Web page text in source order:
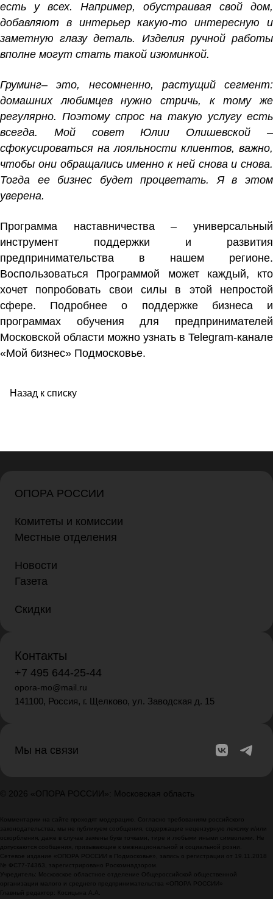
есть у всех. Например, обустраивая свой дом,
добавляют в интерьер какую-то интересную и
заметную глазу деталь. Изделия ручной работы
вполне могут стать такой изюминкой.
Груминг– это, несомненно, растущий сегмент:
домашних любимцев нужно стричь, к тому же
регулярно. Поэтому спрос на такую услугу есть
всегда. Мой совет Юлии Олишевской –
сфокусироваться на лояльности клиентов, важно,
чтобы они обращались именно к ней снова и снова.
Тогда ее бизнес будет процветать. Я в этом
уверена.
Программа наставничества – универсальный
инструмент поддержки и развития
предпринимательства в нашем регионе.
Воспользоваться Программой может каждый, кто
хочет попробовать свои силы в этой непростой
сфере. Подробнее о поддержке бизнеса и
программах обучения для предпринимателей
Московской области можно узнать в Telegram-канале
«Мой бизнес» Подмосковье.
Назад к списку
ОПОРА РОССИИ
Комитеты и комиссии
Местные отделения
Новости
Газета
Скидки
Контакты
+7 495 644-25-44
opora-mo@mail.ru
141100, Россия, г. Щелково, ул. Заводская д. 15
Мы на связи
© 2026 «ОПОРА РОССИИ»: Московская область
Комментарии на сайте проходят модерацию. Согласно требованиям российского
законодательства, мы не публикуем сообщения, содержащие нецензурную лексику и/или
оскорбления, даже в случае замены букв точками, тире и любыми иными символами. Не
допускаются сообщения, призывающие к межнациональной и социальной розни.
Сетевое издание «ОПОРА РОССИИ в Подмосковье», запись о регистрации от 19.11.2018
№ ФС77-74363, зарегистрировано Роскомнадзором.
Учредитель: Московское областное отделение Общероссийской общественной
организации малого и среднего предпринимательства «ОПОРА РОССИИ»
Главный редактор: Косицына А.А.